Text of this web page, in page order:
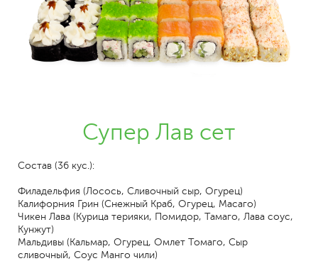
Супер Лав сет
Состав (36 кус.):
Филадельфия (Лосось, Сливочный сыр, Огурец)
Калифорния Грин (Снежный Краб, Огурец, Масаго)
Чикен Лава (Курица терияки, Помидор, Тамаго, Лава соус,
Кунжут)
Мальдивы (Кальмар, Огурец, Омлет Томаго, Сыр
сливочный, Соус Манго чили)